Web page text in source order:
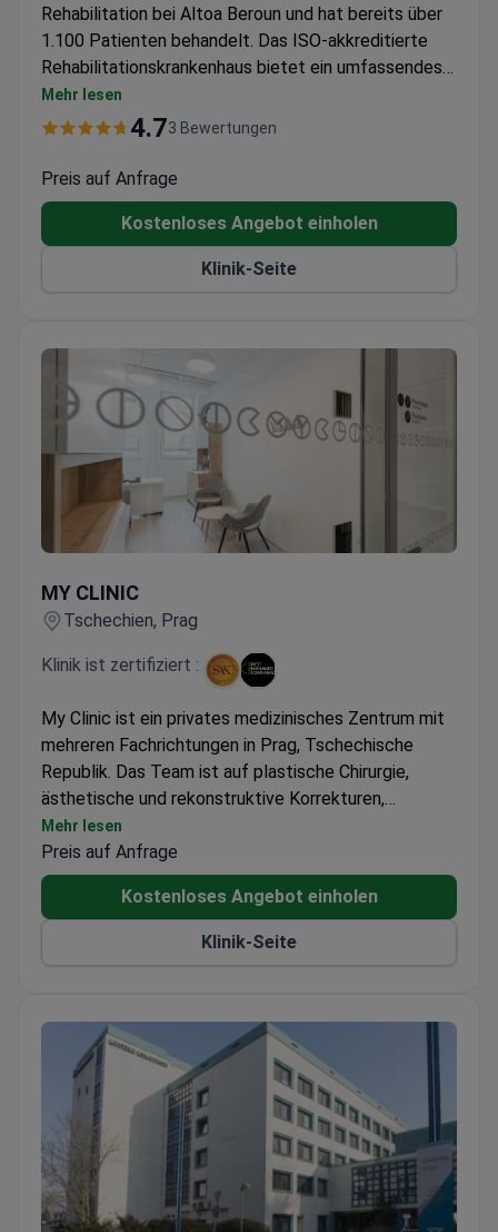
Rehabilitation bei Altoa Beroun und hat bereits über
1.100 Patienten behandelt. Das ISO-akkreditierte
Rehabilitationskrankenhaus bietet ein umfassendes
30-tägiges Programm für ca. 21.900 $ an – es
beinhaltet ein medizinisches Apartment, Verpflegung,
Dolmetscher. Die Diagnostik beginnt bei 540 $ für ein
MRT eines einzelnen Bereichs. Die tägliche
Behandlung umfasst bis zu 10 Sitzungen in zwei
Hydrotherapiebecken unter Einsatz fortschrittlicher
Mehr lesen
4.73 Bewertungen
Preis auf Anfrage
Kostenloses Angebot einholen
Klinik-Seite
MY CLINIC
Tschechien, Prag
Klinik ist zertifiziert :
My Clinic ist ein privates medizinisches Zentrum mit
mehreren Fachrichtungen in Prag, Tschechische
Republik. Das Team ist auf plastische Chirurgie,
ästhetische und rekonstruktive Korrekturen,
Langlebigkeitsgesundheit, Anti-Aging,
Gewichtsverlustprogramme und andere medizinische
Dienstleistungen spezialisiert. My Clinic behandelt
ausschließlich Erwachsene. 40.000 Patienten
entscheiden sich jedes Jahr für eine medizinische
Australien die Klinik.
Mehr lesen
Preis auf Anfrage
Kostenloses Angebot einholen
Klinik-Seite